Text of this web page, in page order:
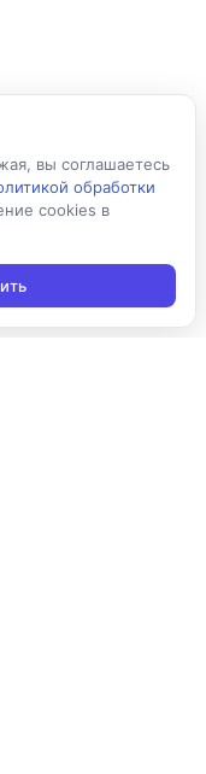
вы соглашаетесь
обработки
cookies в